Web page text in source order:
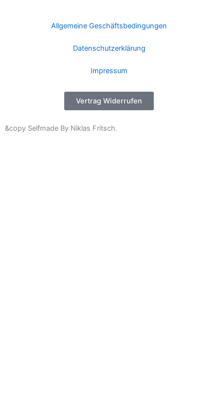
Allgemeine Geschäftsbedingungen
Datenschutzerklärung
Impressum
Vertrag Widerrufen
&copy Selfmade By Niklas Fritsch.